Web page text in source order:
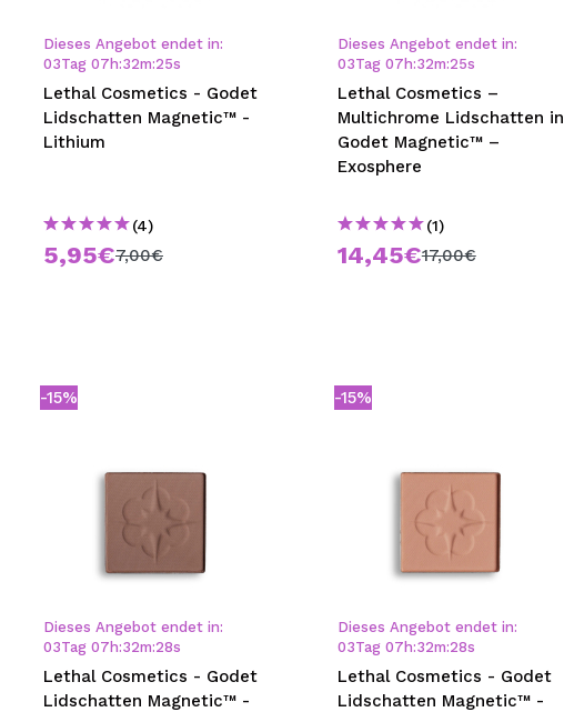
Dieses Angebot endet in:
03Tag 07 h:32m:24s
Lethal Cosmetics - Godet
Lidschatten Magnetic™ -
Lithium
(4)
5,95€7,00€
Dieses Angebot endet in:
03Tag 07 h:32m:24s
Lethal Cosmetics –
Multichrome Lidschatten in
Godet Magnetic™ –
Exosphere
(1)
14,45€17,00€
-15%
Dieses Angebot endet in:
03Tag 07 h:32m:28s
Lethal Cosmetics - Godet
Lidschatten Magnetic™ -
-15%
Dieses Angebot endet in:
03Tag 07 h:32m:28s
Lethal Cosmetics - Godet
Lidschatten Magnetic™ -